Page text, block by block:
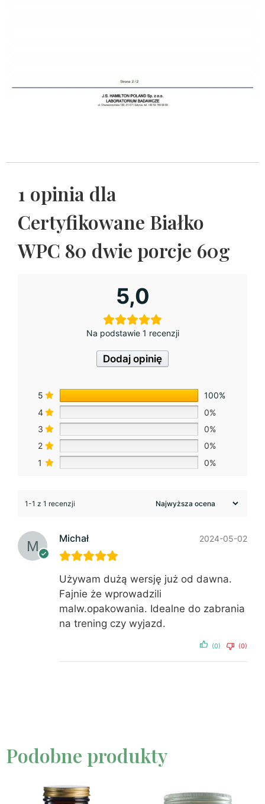
1 opinia dla
Certyfikowane Białko
WPC 80 dwie porcje 60g
5,0
Na podstawie 1 recenzji
Dodaj opinię
5
100%
4
0%
3
0%
2
0%
1
0%
1-1 z 1 recenzji
Michał 2024-05-02
Używam dużą wersję już od dawna.
Fajnie że wprowadzili
malw.opakowania. Idealne do zabrania
na trening czy wyjazd.
(0) (0)
Podobne produkty